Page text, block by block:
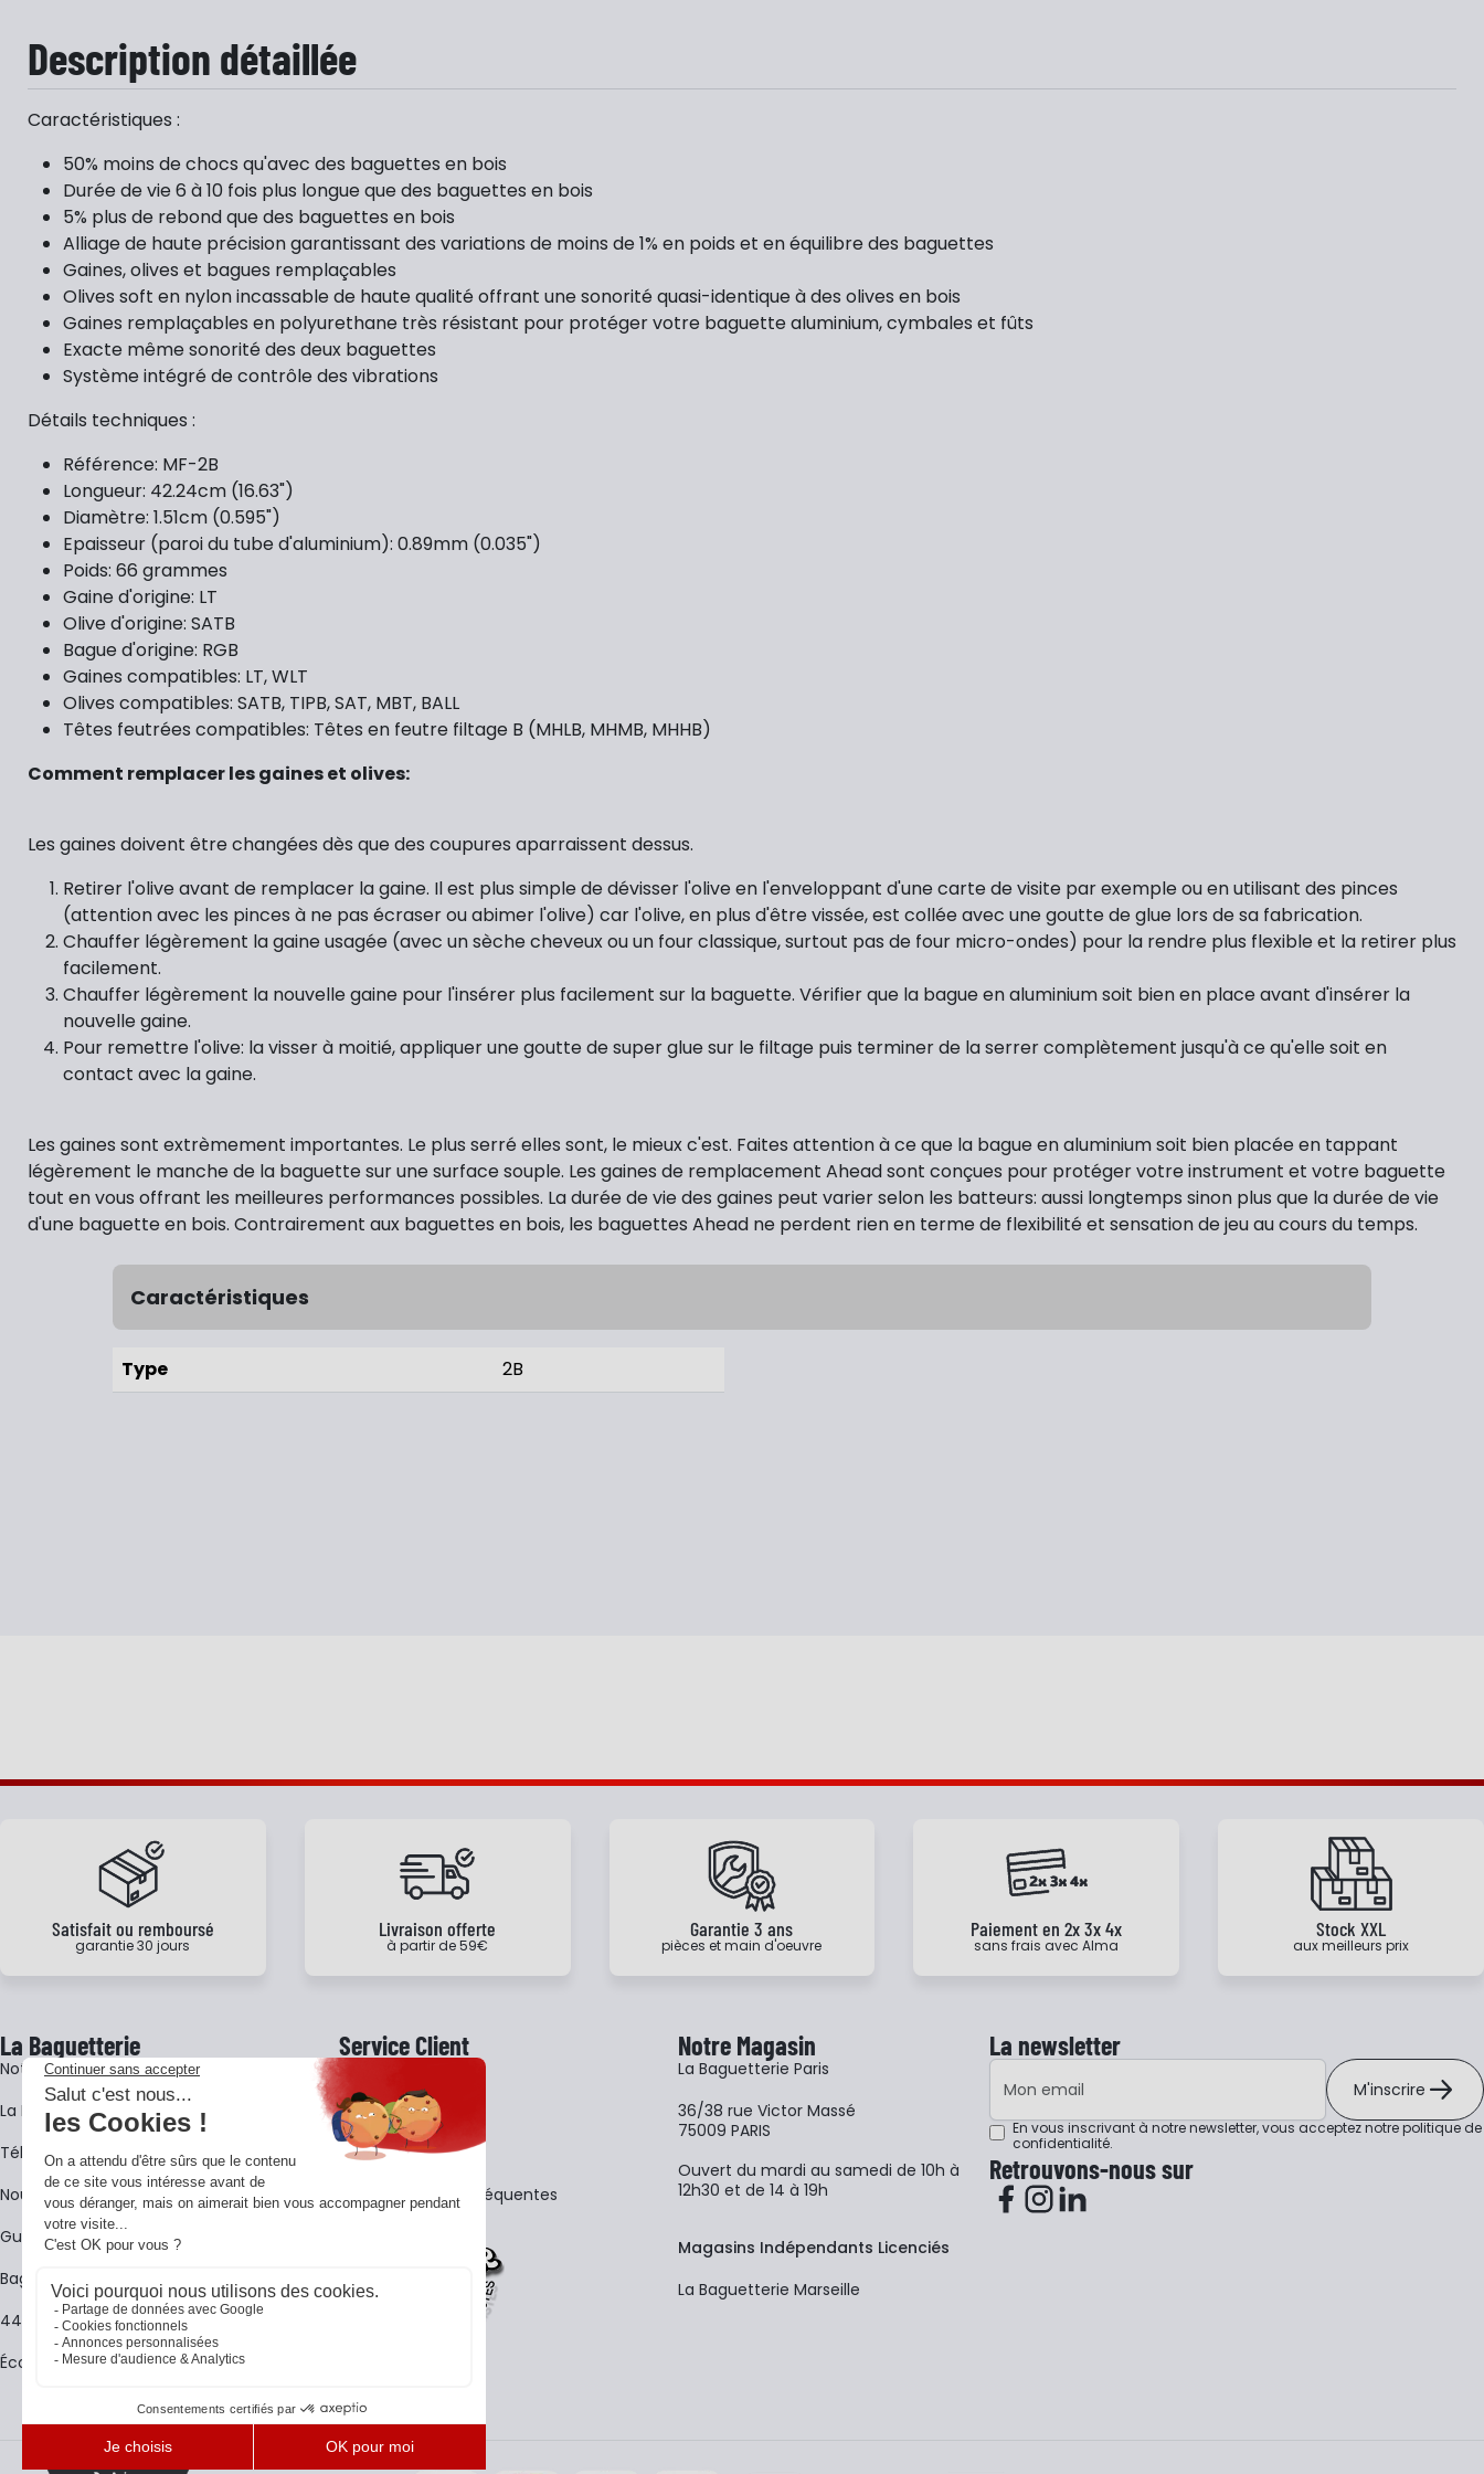
Description détaillée
Caractéristiques :
50% moins de chocs qu'avec des baguettes en bois
Durée de vie 6 à 10 fois plus longue que des baguettes en bois
5% plus de rebond que des baguettes en bois
Alliage de haute précision garantissant des variations de moins de 1% en poids et en équilibre des baguettes
Gaines, olives et bagues remplaçables
Olives soft en nylon incassable de haute qualité offrant une sonorité quasi-identique à des olives en bois
Gaines remplaçables en polyurethane très résistant pour protéger votre baguette aluminium, cymbales et fûts
Exacte même sonorité des deux baguettes
Système intégré de contrôle des vibrations
Détails techniques :
Référence: MF-2B
Longueur: 42.24cm (16.63")
Diamètre: 1.51cm (0.595")
Epaisseur (paroi du tube d'aluminium): 0.89mm (0.035")
Poids: 66 grammes
Gaine d'origine: LT
Olive d'origine: SATB
Bague d'origine: RGB
Gaines compatibles: LT, WLT
Olives compatibles: SATB, TIPB, SAT, MBT, BALL
Têtes feutrées compatibles: Têtes en feutre filtage B (MHLB, MHMB, MHHB)
Comment remplacer les gaines et olives:
Les gaines doivent être changées dès que des coupures aparraissent dessus.
Retirer l'olive avant de remplacer la gaine. Il est plus simple de dévisser l'olive en l'enveloppant d'une carte de visite par exemple ou en utilisant des pinces
(attention avec les pinces à ne pas écraser ou abimer l'olive) car l'olive, en plus d'être vissée, est collée avec une goutte de glue lors de sa fabrication.
Chauffer légèrement la gaine usagée (avec un sèche cheveux ou un four classique, surtout pas de four micro-ondes) pour la rendre plus flexible et la retirer plus
facilement.
Chauffer légèrement la nouvelle gaine pour l'insérer plus facilement sur la baguette. Vérifier que la bague en aluminium soit bien en place avant d'insérer la
nouvelle gaine.
Pour remettre l'olive: la visser à moitié, appliquer une goutte de super glue sur le filtage puis terminer de la serrer complètement jusqu'à ce qu'elle soit en
contact avec la gaine.
Les gaines sont extrèmement importantes. Le plus serré elles sont, le mieux c'est. Faites attention à ce que la bague en aluminium soit bien placée en tappant
légèrement le manche de la baguette sur une surface souple. Les gaines de remplacement Ahead sont conçues pour protéger votre instrument et votre baguette
tout en vous offrant les meilleures performances possibles. La durée de vie des gaines peut varier selon les batteurs: aussi longtemps sinon plus que la durée de vie
d'une baguette en bois. Contrairement aux baguettes en bois, les baguettes Ahead ne perdent rien en terme de flexibilité et sensation de jeu au cours du temps.
Caractéristiques
Type 2B
Satisfait ou remboursé
garantie 30 jours
Livraison offerte
à partir de 59€
Garantie 3 ans
pièces et main d'oeuvre
Paiement en 2x 3x 4x
sans frais avec Alma
Stock XXL
aux meilleurs prix
La Baguetterie
Notre histoire
La BagShow
​Télécharger le catalogue
Nous contacter
Guides La Baguetterie
Baguetterie Shop Online
44 ans de rencontres
Écoles
Service Client
Garantie 3 ans
CGV
FAQ - Questions Fréquentes
Notre Magasin
La Baguetterie Paris
36/38 rue Victor Massé
75009 PARIS
Ouvert du mardi au samedi de 10h à
12h30 et de 14 à 19h
Magasins Indépendants Licenciés
La Baguetterie Marseille
La newsletter
Adresse e-mail
M'inscrire
En vous inscrivant à notre newsletter, vous acceptez notrepolitique de
confidentialité.
Retrouvons-nous sur